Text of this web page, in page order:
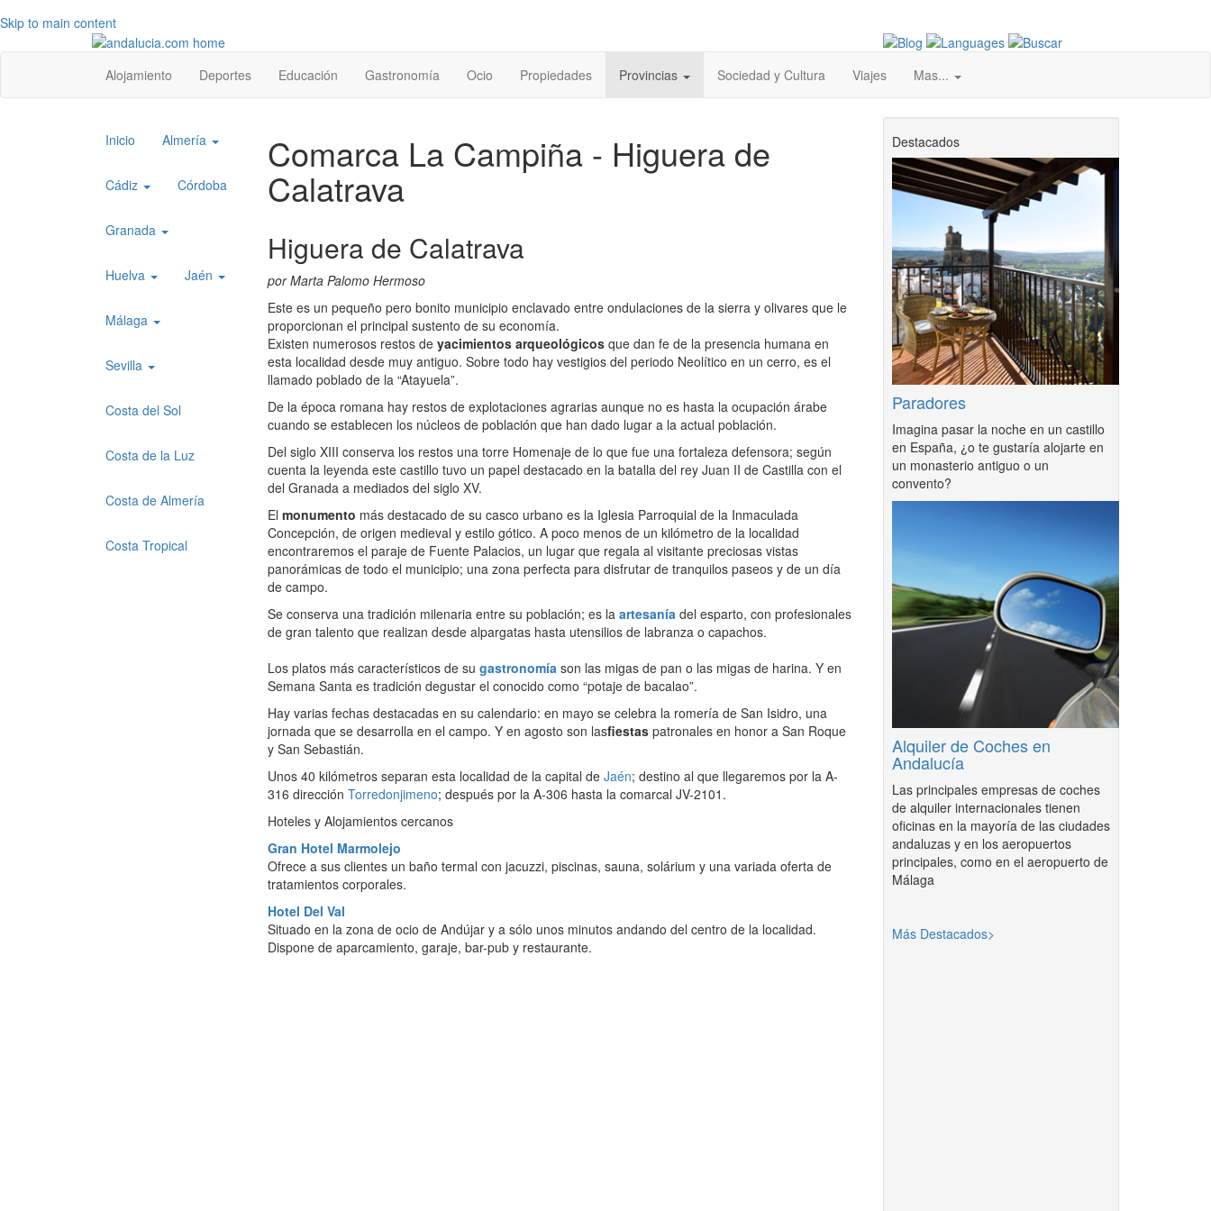
Skip to main content
Top
level
menu
Alojamiento Deportes Educación Gastronomía Ocio Propiedades Provincias Sociedad y Cultura Viajes Mas...
Comarca La Campiña - Higuera de
Calatrava
Higuera de Calatrava
por Marta Palomo Hermoso
Este es un pequeño pero bonito municipio enclavado entre ondulaciones de la sierra y olivares que le
proporcionan el principal sustento de su economía.
Existen numerosos restos de yacimientos arqueológicos que dan fe de la presencia humana en
esta localidad desde muy antiguo. Sobre todo hay vestigios del periodo Neolítico en un cerro, es el
llamado poblado de la “Atayuela”.
De la época romana hay restos de explotaciones agrarias aunque no es hasta la ocupación árabe
cuando se establecen los núcleos de población que han dado lugar a la actual población.
Del siglo XIII conserva los restos una torre Homenaje de lo que fue una fortaleza defensora; según
cuenta la leyenda este castillo tuvo un papel destacado en la batalla del rey Juan II de Castilla con el
del Granada a mediados del siglo XV.
El monumento más destacado de su casco urbano es la Iglesia Parroquial de la Inmaculada
Concepción, de origen medieval y estilo gótico. A poco menos de un kilómetro de la localidad
encontraremos el paraje de Fuente Palacios, un lugar que regala al visitante preciosas vistas
panorámicas de todo el municipio; una zona perfecta para disfrutar de tranquilos paseos y de un día
de campo.
Se conserva una tradición milenaria entre su población; es la artesanía del esparto, con profesionales
de gran talento que realizan desde alpargatas hasta utensilios de labranza o capachos.
Los platos más característicos de su gastronomía son las migas de pan o las migas de harina. Y en
Semana Santa es tradición degustar el conocido como “potaje de bacalao”.
Hay varias fechas destacadas en su calendario: en mayo se celebra la romería de San Isidro, una
jornada que se desarrolla en el campo. Y en agosto son lasfiestas patronales en honor a San Roque
y San Sebastián.
Unos 40 kilómetros separan esta localidad de la capital de Jaén; destino al que llegaremos por la A-
316 dirección Torredonjimeno; después por la A-306 hasta la comarcal JV-2101.
Hoteles y Alojamientos cercanos
Gran Hotel Marmolejo
Ofrece a sus clientes un baño termal con jacuzzi, piscinas, sauna, solárium y una variada oferta de
tratamientos corporales.
Hotel Del Val
Situado en la zona de ocio de Andújar y a sólo unos minutos andando del centro de la localidad.
Dispone de aparcamiento, garaje, bar-pub y restaurante.
Top
menu
1
Inicio Almería
Cádiz Córdoba
Granada
Huelva Jaén
Málaga
Sevilla
Costa del Sol
Costa de la Luz
Costa de Almería
Costa Tropical
Destacados
Paradores
Imagina pasar la noche en un castillo
en España, ¿o te gustaría alojarte en
un monasterio antiguo o un
convento?
Alquiler de Coches en
Andalucía
Las principales empresas de coches
de alquiler internacionales tienen
oficinas en la mayoría de las ciudades
andaluzas y en los aeropuertos
principales, como en el aeropuerto de
Málaga
Más Destacados>